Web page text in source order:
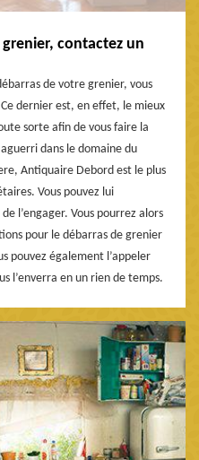
contactez un
de votre grenier, vous
dernier est, en effet, le mieux
sorte afin de vous faire la
dans le domaine du
Antiquaire Debord est le plus
Vous pouvez lui
l’engager. Vous pourrez alors
pour le débarras de grenier
pouvez également l’appeler
l’enverra en un rien de temps.